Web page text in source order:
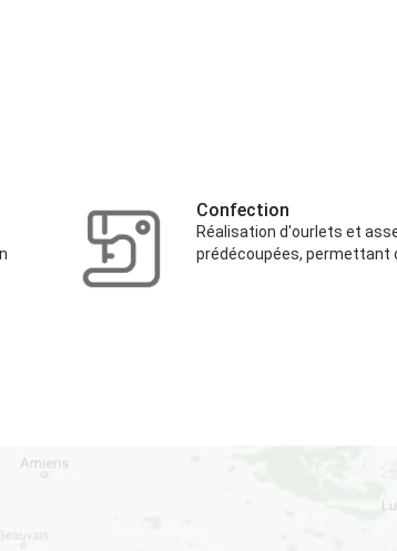
Confection
Réalisation d'ourlets et
prédécoupées, permettant